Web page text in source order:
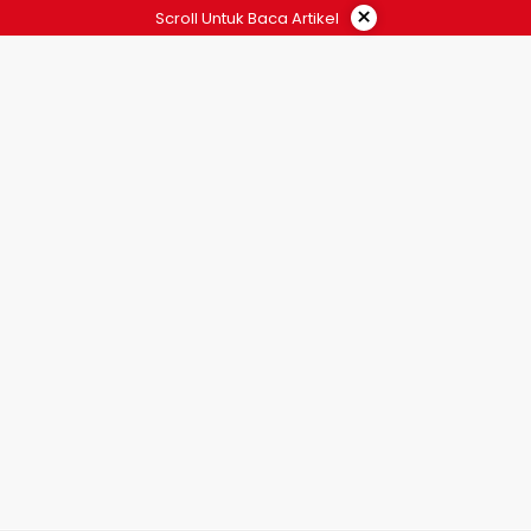
Scroll Untuk Baca Artikel ×